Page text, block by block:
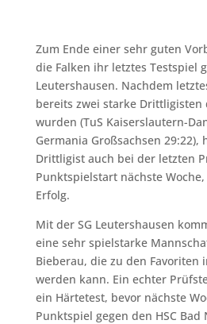
Zum Ende einer sehr guten
die Falken ihr letztes Testspiel
Leutershausen. Nachdem
bereits zwei starke Drittligisten
wurden (TuS Kaiserslautern-
Germania Großsachsen
Drittligist auch bei der letzten
Punktspielstart nächste
Erfolg.
Mit der SG Leutershausen
eine sehr spielstarke
Bieberau, die zu den Favoriten
werden kann. Ein echter
ein Härtetest, bevor nächste
Punktspiel gegen den HSC